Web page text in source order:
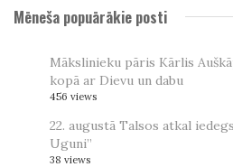
Mēneša popuārākie posti
Mākslinieku pāris Kārlis
kopā ar Dievu un dabu
456 views
22. augustā Talsos atkal
Uguni”
38 views